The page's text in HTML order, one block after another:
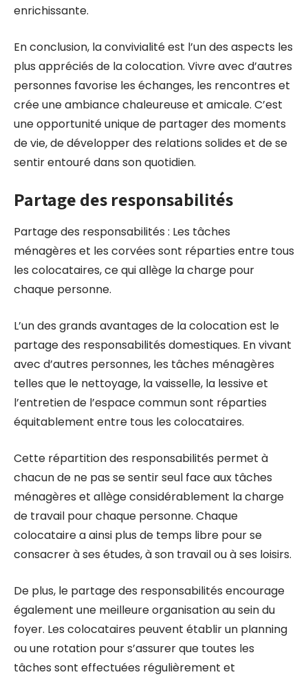
enrichissante.
En conclusion, la convivialité est l’un des aspects les
plus appréciés de la colocation. Vivre avec d’autres
personnes favorise les échanges, les rencontres et
crée une ambiance chaleureuse et amicale. C’est
une opportunité unique de partager des moments
de vie, de développer des relations solides et de se
sentir entouré dans son quotidien.
Partage des responsabilités
Partage des responsabilités : Les tâches
ménagères et les corvées sont réparties entre tous
les colocataires, ce qui allège la charge pour
chaque personne.
L’un des grands avantages de la colocation est le
partage des responsabilités domestiques. En vivant
avec d’autres personnes, les tâches ménagères
telles que le nettoyage, la vaisselle, la lessive et
l’entretien de l’espace commun sont réparties
équitablement entre tous les colocataires.
Cette répartition des responsabilités permet à
chacun de ne pas se sentir seul face aux tâches
ménagères et allège considérablement la charge
de travail pour chaque personne. Chaque
colocataire a ainsi plus de temps libre pour se
consacrer à ses études, à son travail ou à ses loisirs.
De plus, le partage des responsabilités encourage
également une meilleure organisation au sein du
foyer. Les colocataires peuvent établir un planning
ou une rotation pour s’assurer que toutes les
tâches sont effectuées régulièrement et